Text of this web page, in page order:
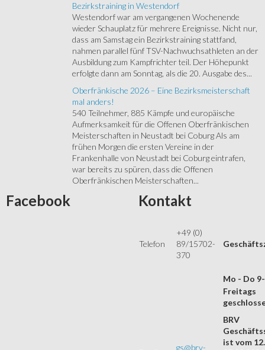
Bezirkstraining in Westendorf
Westendorf war am vergangenen Wochenende
wieder Schauplatz für mehrere Ereignisse. Nicht nur,
dass am Samstag ein Bezirkstraining stattfand,
nahmen parallel fünf TSV-Nachwuchsathleten an der
Ausbildung zum Kampfrichter teil. Der Höhepunkt
erfolgte dann am Sonntag, als die 20. Ausgabe des...
Oberfränkische 2026 – Eine Bezirksmeisterschaft
mal anders!
540 Teilnehmer, 885 Kämpfe und europäische
Aufmerksamkeit für die Offenen Oberfränkischen
Meisterschaften in Neustadt bei Coburg Als am
frühen Morgen die ersten Vereine in der
Frankenhalle von Neustadt bei Coburg eintrafen,
war bereits zu spüren, dass die Offenen
Oberfränkischen Meisterschaften...
Facebook Kontakt
Telefon
+49 (0)
89/15702-
370
Mo - Do
gs@brv-
Freitags
BRV
ist vom